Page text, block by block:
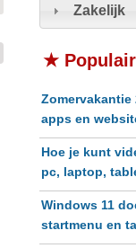
Zakelijk
★
apps en
Hoe je kunt
pc, laptop,
Windows 11
startmenu en